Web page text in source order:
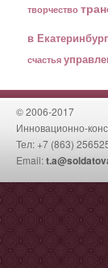
творчество
в
счастья
© 2006-2017
Инновационно-
Тел: +7 (863)
Email: